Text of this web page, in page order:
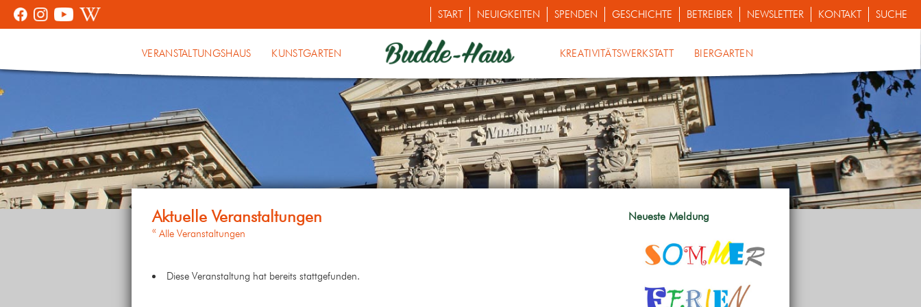
START NEUIGKEITEN SPENDEN GESCHICHTE BETREIBER NEWSLETTER KONTAKT SUCHE
VERANSTALTUNGSHAUS KUNSTGARTEN KREATIVITÄTSWERKSTATT BIERGARTEN
« Alle Veranstaltungen
Diese Veranstaltung hat bereits stattgefunden.
Neueste Meldung